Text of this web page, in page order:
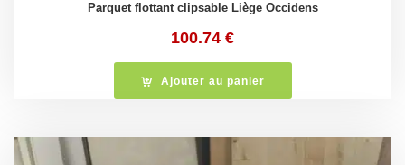
Parquet flottant clipsable Liège Occidens
100.74 €
Ajouter au panier